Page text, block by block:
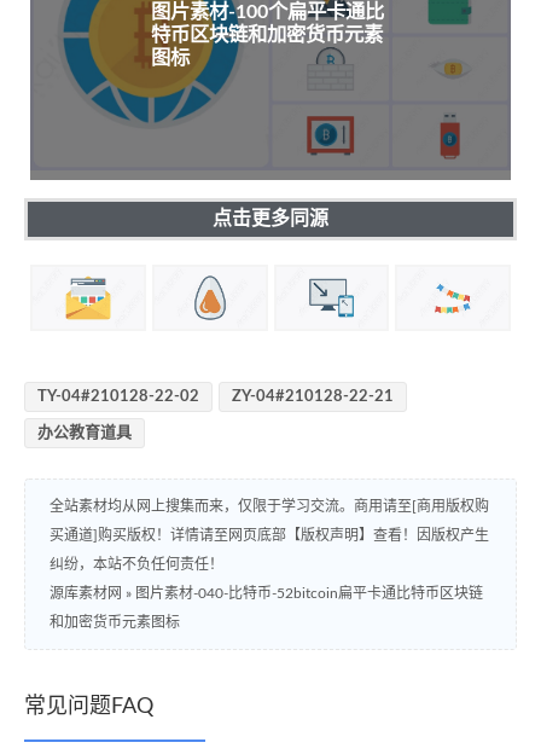
图片素材-100个扁平卡通比
特币区块链和加密货币元素
图标
点击更多同源
TY-04#210128-22-02 ZY-04#210128-22-21
办公教育道具
全站素材均从网上搜集而来，仅限于学习交流。商用请至[商用版权购
买通道]购买版权！详情请至网页底部【版权声明】查看！因版权产生
纠纷，本站不负任何责任！
源库素材网 » 图片素材-040-比特币-52bitcoin扁平卡通比特币区块链
和加密货币元素图标
常见问题FAQ